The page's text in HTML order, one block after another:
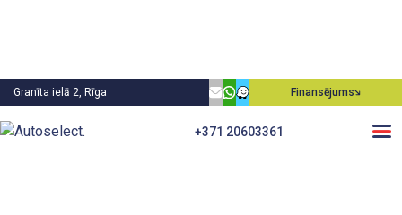
Granīta ielā 2, Rīga Finansējums
+371 20603361